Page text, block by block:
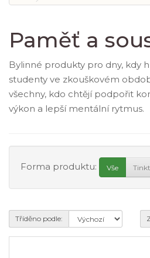
Paměť a
Bylinné produkty pro dny, kdy
studenty ve zkouškovém
všechny, kdo chtějí podpořit
výkon a lepší mentální rytmus.
Forma produktu: Vše
Tříděno podle: